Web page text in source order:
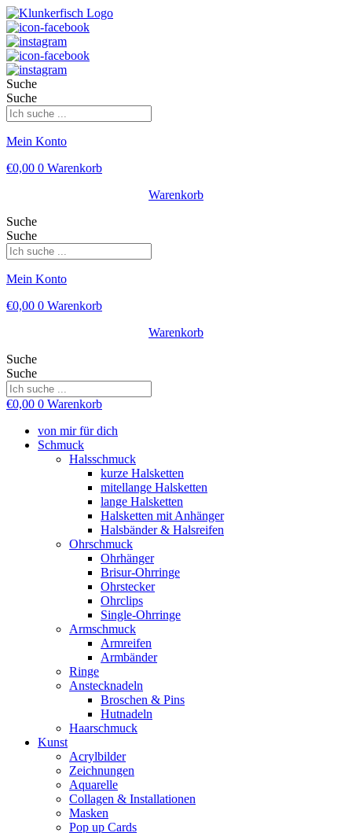
Suche
Suche
Mein Konto
€0,00 0 Warenkorb
Warenkorb
Suche
Suche
Mein Konto
€0,00 0 Warenkorb
Warenkorb
Suche
Suche
€0,00 0 Warenkorb
von mir für dich
Schmuck
Halsschmuck
kurze Halsketten
mitellange Halsketten
lange Halsketten
Halsketten mit Anhänger
Halsbänder & Halsreifen
Ohrschmuck
Ohrhänger
Brisur-Ohrringe
Ohrstecker
Ohrclips
Single-Ohrringe
Armschmuck
Armreifen
Armbänder
Ringe
Anstecknadeln
Broschen & Pins
Hutnadeln
Haarschmuck
Kunst
Acrylbilder
Zeichnungen
Aquarelle
Collagen & Installationen
Masken
Pop up Cards